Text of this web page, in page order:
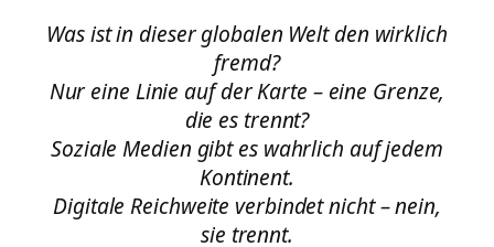
Was ist in dieser globalen Welt den wirklich
fremd?
Nur eine Linie auf der Karte – eine Grenze,
die es trennt?
Soziale Medien gibt es wahrlich auf jedem
Kontinent.
Digitale Reichweite verbindet nicht – nein,
sie trennt.